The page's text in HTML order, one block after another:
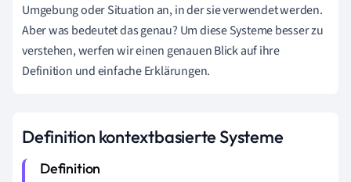
Umgebung oder Situation an, in der sie verwendet werden.
Aber was bedeutet das genau? Um diese Systeme besser zu
verstehen, werfen wir einen genauen Blick auf ihre
Definition und einfache Erklärungen.
Definition kontextbasierte Systeme